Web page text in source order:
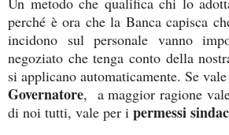
perché è ora che la Banca capisca
incidono sul personale vanno
negoziato che tenga conto della
si applicano automaticamente. Se
Governatore, a maggior ragione
di noi tutti, vale per i permessi